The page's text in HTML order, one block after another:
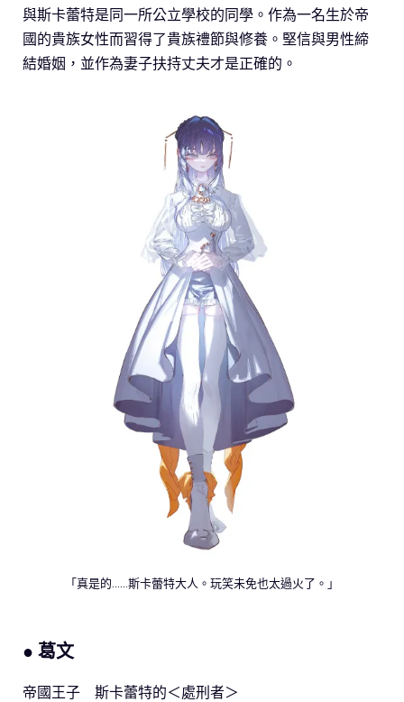
與斯卡蕾特是同一所公立學校的同學。作為一名生於帝
國的貴族女性而習得了貴族禮節與修養。堅信與男性締
結婚姻，並作為妻子扶持丈夫才是正確的。
「真是的……斯卡蕾特大人。玩笑未免也太過火了。」
● 葛文
帝國王子 斯卡蕾特的＜處刑者＞